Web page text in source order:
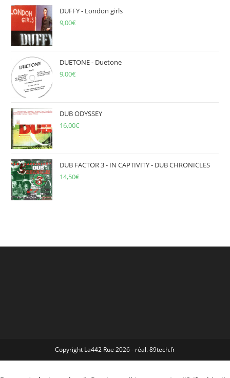
DUFFY - London girls
9,00€
DUETONE - Duetone
9,00€
DUB ODYSSEY
16,00€
DUB FACTOR 3 - IN CAPTIVITY - DUB CHRONICLES
14,50€
Copyright La442 Rue 2026 - réal. 89tech.fr